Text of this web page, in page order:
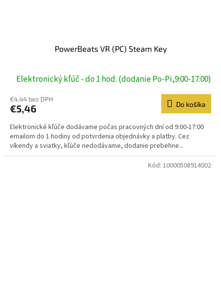
PowerBeats VR (PC) Steam Key
Elektronický kľúč - do 1 hod. (dodanie Po-Pi,9:00-17:00)
€4,44 bez DPH
€5,46 Do košíka
Elektronické kľúče dodávame počas pracovných dní od 9:00-17:00
emailom do 1 hodiny od potvrdenia objednávky a platby. Cez
víkendy a sviatky, kľúče nedodávame, dodanie prebehne...
Kód: 10000508914002